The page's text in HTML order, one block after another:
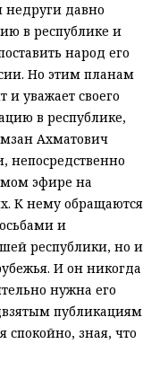
давно
в республике и
народ его
Но этим планам
уважает своего
в республике,
Ахматович
непосредственно
эфире на
К нему обращаются
и
республики, но и
И он никогда
нужна его
публикациям
зная, что